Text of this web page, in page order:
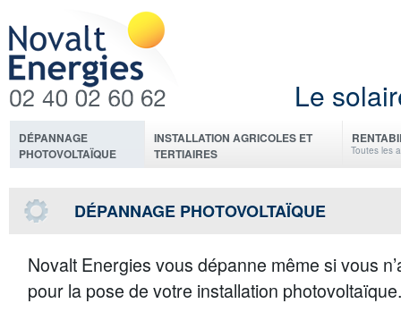
Le
DÉPANNAGE
PHOTOVOLTAÏQUE
INSTALLATION AGRICOLES ET
TERTIAIRES
Toutes les
DÉPANNAGE PHOTOVOLTAÏQUE
Novalt Energies vous dépanne même si vous
pour la pose de votre installation photovoltaïque.